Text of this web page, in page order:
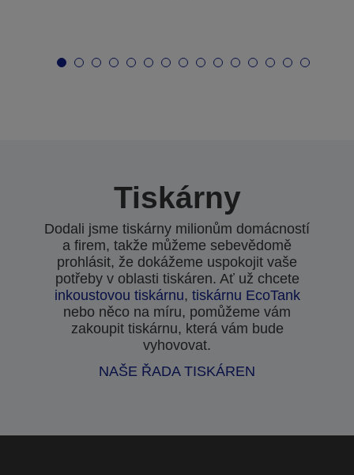
Tiskárny
Dodali jsme tiskárny milionům domácností
a firem, takže můžeme sebevědomě
prohlásit, že dokážeme uspokojit vaše
potřeby v oblasti tiskáren. Ať už chcete
inkoustovou tiskárnu, tiskárnu EcoTank
nebo něco na míru, pomůžeme vám
zakoupit tiskárnu, která vám bude
vyhovovat.
NAŠE ŘADA TISKÁREN